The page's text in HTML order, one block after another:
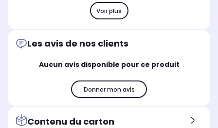
Voir plus
Les avis de nos clients
Aucun avis disponible pour ce produit
Donner mon avis
Contenu du carton